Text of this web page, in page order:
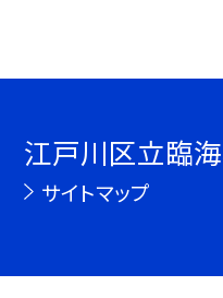
江戸川区立臨
サイトマップ